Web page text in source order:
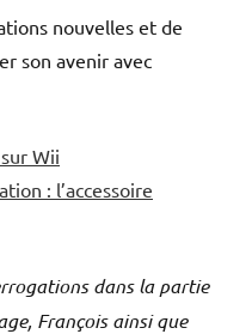
nouvelles et de
son avenir avec
Wii
: l’accessoire
dans la partie
François ainsi que